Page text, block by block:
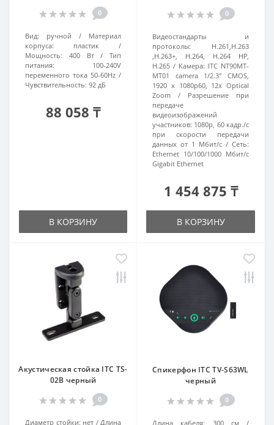
0
Вид: ручной
Материал
корпуса:
пластик
Мощность:
400 Вт
Тип
питания:
100-240V
переменного тока 50-60Hz
Чувствительность: 92 дБ
88 058 ₸
В КОРЗИНУ
0
Видеостандарты и
протоколы:
H.261,H.263
,H.263+, H.264, H.264 HP,
H.265
Камера: ITC NT90MT-
MT01 camera 1/2.3" CMOS,
1920 x 1080p60, 12x Optical
Zoom
Разрешение при
передаче
видеоизображений
участников: 1080p, 60 кадр./с
при скорости передачи
данных от 1 Мбит/с
Сеть:
Ethernet 10/100/1000 Мбит/с
Gigabit Ethernet
1 454 875 ₸
В КОРЗИНУ
Акустическая стойка ITC TS-
02B черный
0
Диаметр стойки: нет
Длина
Спикерфон ITC TV-S63WL
черный
0
Длина кабеля:
300 см